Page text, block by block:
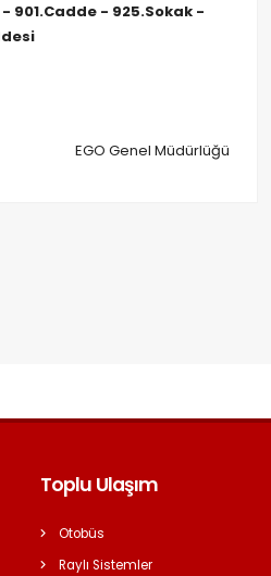
901.Cadde - 925.Sokak -
EGO Genel Müdürlüğü
Toplu Ulaşım
Otobüs
Raylı Sistemler